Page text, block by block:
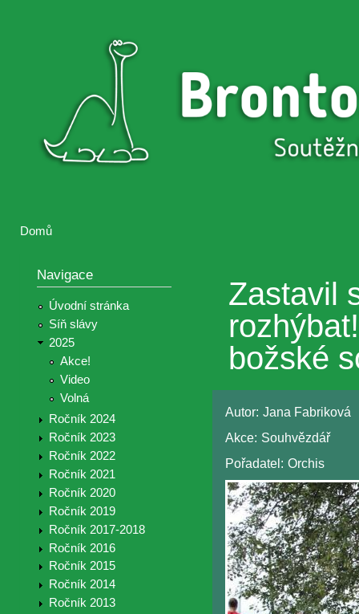
Brontosaurus
Brontosaurus
Domů
Navigace
Úvodní stránka
Síň slávy
2025
Akce!
Video
Volná
Ročník 2024
Ročník 2023
Ročník 2022
Ročník 2021
Ročník 2020
Ročník 2019
Ročník 2017-2018
Ročník 2016
Ročník 2015
Ročník 2014
Ročník 2013
Zastavil
božské
Autor: Jana Fabriková
Akce: Souhvězdář
Pořadatel: Orchis